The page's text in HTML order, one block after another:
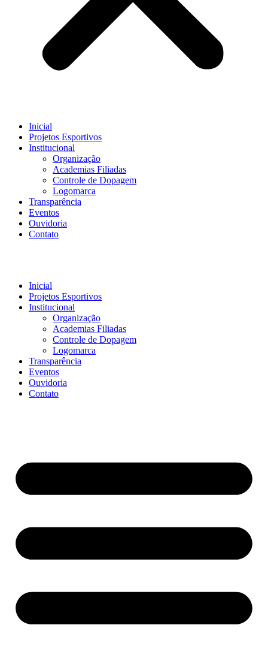
Inicial
Projetos Esportivos
Institucional
Organização
Academias Filiadas
Controle de Dopagem
Logomarca
Transparência
Eventos
Ouvidoria
Contato
Inicial
Projetos Esportivos
Institucional
Organização
Academias Filiadas
Controle de Dopagem
Logomarca
Transparência
Eventos
Ouvidoria
Contato